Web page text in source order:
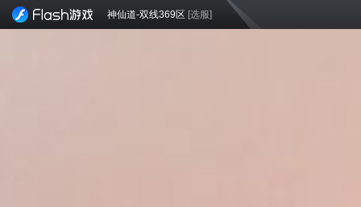
神仙道-双线369区 [选服]